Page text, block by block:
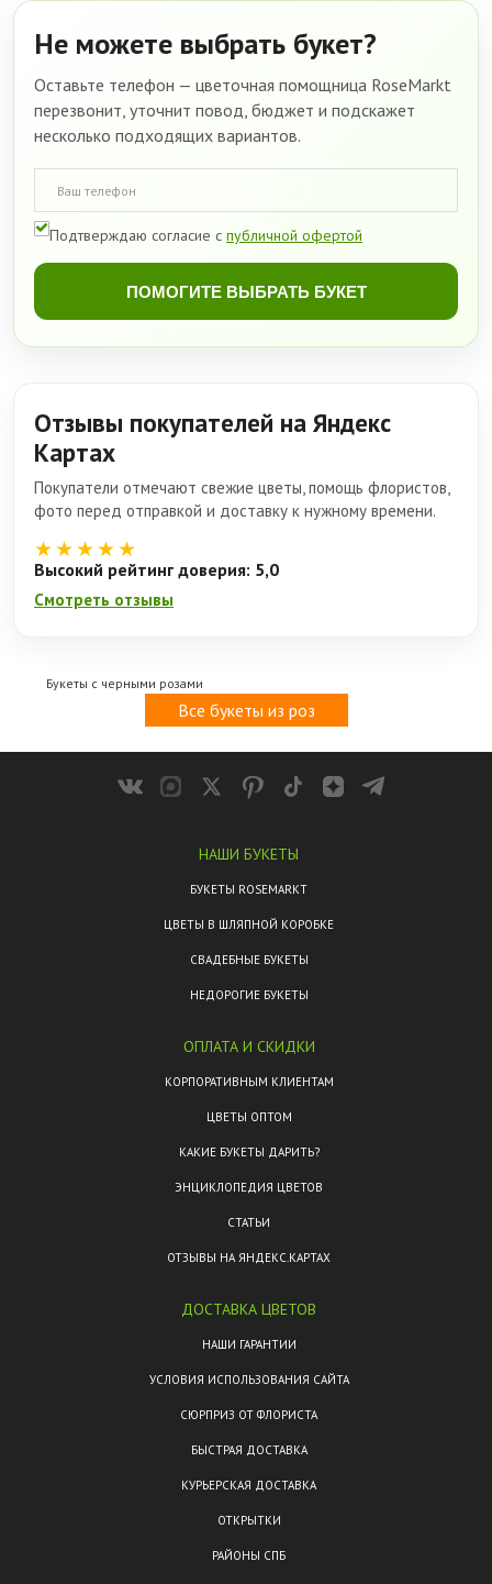
Не можете выбрать букет?
Оставьте телефон — цветочная помощница RoseMarkt
перезвонит, уточнит повод, бюджет и подскажет
несколько подходящих вариантов.
Подтверждаю согласие с публичной офертой
ПОМОГИТЕ ВЫБРАТЬ БУКЕТ
Отзывы покупателей на Яндекс
Картах
Покупатели отмечают свежие цветы, помощь флористов,
фото перед отправкой и доставку к нужному времени.
★★★★★
Высокий рейтинг доверия: 5,0
Смотреть отзывы
Букеты с черными розами
Все букеты из роз
НАШИ БУКЕТЫ
БУКЕТЫ ROSEMARKT
ЦВЕТЫ В ШЛЯПНОЙ КОРОБКЕ
СВАДЕБНЫЕ БУКЕТЫ
НЕДОРОГИЕ БУКЕТЫ
ОПЛАТА И СКИДКИ
КОРПОРАТИВНЫМ КЛИЕНТАМ
ЦВЕТЫ ОПТОМ
КАКИЕ БУКЕТЫ ДАРИТЬ?
ЭНЦИКЛОПЕДИЯ ЦВЕТОВ
СТАТЬИ
ОТЗЫВЫ НА ЯНДЕКС.КАРТАХ
ДОСТАВКА ЦВЕТОВ
НАШИ ГАРАНТИИ
УСЛОВИЯ ИСПОЛЬЗОВАНИЯ САЙТА
СЮРПРИЗ ОТ ФЛОРИСТА
БЫСТРАЯ ДОСТАВКА
КУРЬЕРСКАЯ ДОСТАВКА
ОТКРЫТКИ
РАЙОНЫ СПБ